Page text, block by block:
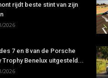
rijdt beste stint van zijn
2026
7 en 8 van de Porsche
Trophy Benelux uitgesteld...
2026